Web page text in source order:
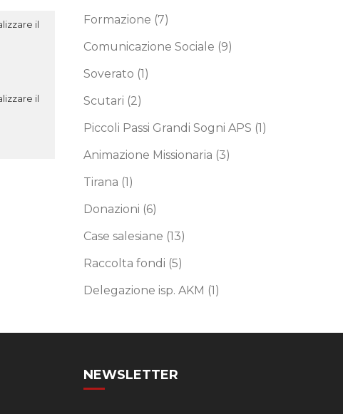
il
il
Formazione (7)
Comunicazione Sociale (9)
Soverato (1)
Scutari (2)
Piccoli Passi Grandi Sogni APS (1)
Animazione Missionaria (3)
Tirana (1)
Donazioni (6)
Case salesiane (13)
Raccolta fondi (5)
Delegazione isp. AKM (1)
NEWSLETTER